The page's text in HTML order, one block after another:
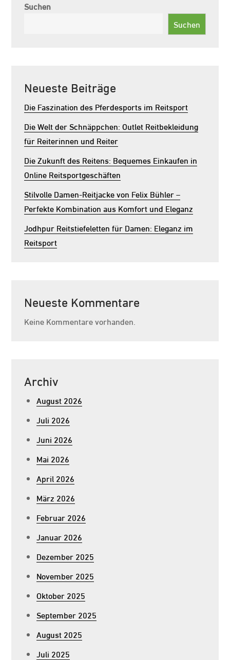
Suchen
Suchen
Neueste Beiträge
Die Faszination des Pferdesports im Reitsport
Die Welt der Schnäppchen: Outlet Reitbekleidung
für Reiterinnen und Reiter
Die Zukunft des Reitens: Bequemes Einkaufen in
Online Reitsportgeschäften
Stilvolle Damen-Reitjacke von Felix Bühler –
Perfekte Kombination aus Komfort und Eleganz
Jodhpur Reitstiefeletten für Damen: Eleganz im
Reitsport
Neueste Kommentare
Keine Kommentare vorhanden.
Archiv
August 2026
Juli 2026
Juni 2026
Mai 2026
April 2026
März 2026
Februar 2026
Januar 2026
Dezember 2025
November 2025
Oktober 2025
September 2025
August 2025
Juli 2025